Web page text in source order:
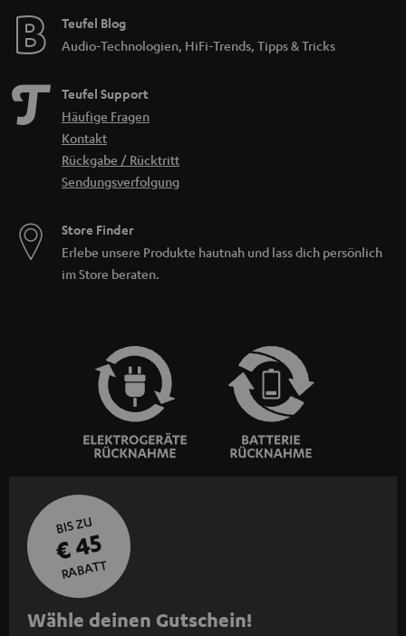
Teufel Blog
Audio-Technologien, HiFi-Trends, Tipps & Tricks
Teufel Support
Häufige Fragen
Kontakt
Rückgabe / Rücktritt
Sendungsverfolgung
Store Finder
Erlebe unsere Produkte hautnah und lass dich persönlich
im Store beraten.
BIS ZU
€ 45
RABATT
N
Wähle deinen Gutschein!